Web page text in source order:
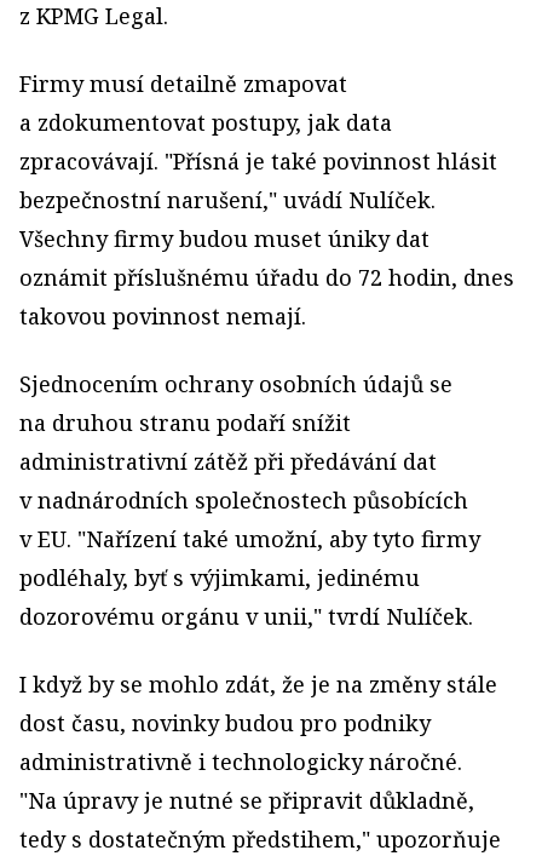
z KPMG Legal.
Firmy musí detailně zmapovat
a zdokumentovat postupy, jak data
zpracovávají. "Přísná je také povinnost hlásit
bezpečnostní narušení," uvádí Nulíček.
Všechny firmy budou muset úniky dat
oznámit příslušnému úřadu do 72 hodin, dnes
takovou povinnost nemají.
Sjednocením ochrany osobních údajů se
na druhou stranu podaří snížit
administrativní zátěž při předávání dat
v nadnárodních společnostech působících
v EU. "Nařízení také umožní, aby tyto firmy
podléhaly, byť s výjimkami, jedinému
dozorovému orgánu v unii," tvrdí Nulíček.
I když by se mohlo zdát, že je na změny stále
dost času, novinky budou pro podniky
administrativně i technologicky náročné.
"Na úpravy je nutné se připravit důkladně,
tedy s dostatečným předstihem," upozorňuje